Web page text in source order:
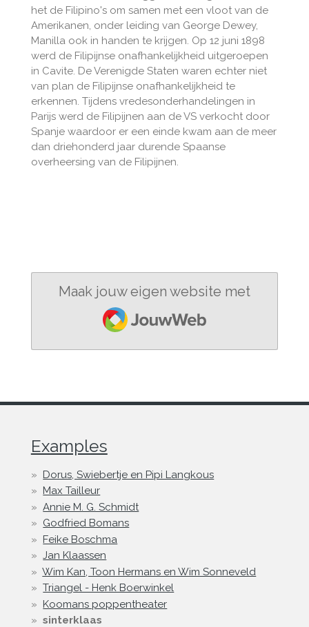
het de Filipino's om samen met een vloot van de
Amerikanen, onder leiding van George Dewey,
Manilla ook in handen te krijgen. Op 12 juni 1898
werd de Filipijnse onafhankelijkheid uitgeroepen
in Cavite. De Verenigde Staten waren echter niet
van plan de Filipijnse onafhankelijkheid te
erkennen. Tijdens vredesonderhandelingen in
Parijs werd de Filipijnen aan de VS verkocht door
Spanje waardoor er een einde kwam aan de meer
dan driehonderd jaar durende Spaanse
overheersing van de Filipijnen.
Maak jouw eigen website met
JouwWeb
Examples
Dorus, Swiebertje en Pipi Langkous
Max Tailleur
Annie M. G. Schmidt
Godfried Bomans
Feike Boschma
Jan Klaassen
Wim Kan, Toon Hermans en Wim Sonneveld
Triangel - Henk Boerwinkel
Koomans poppentheater
sinterklaas